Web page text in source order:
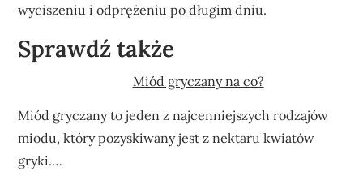
wyciszeniu i odprężeniu po długim dniu.
Sprawdź także
Miód gryczany na co?
Miód gryczany to jeden z najcenniejszych rodzajów
miodu, który pozyskiwany jest z nektaru kwiatów
gryki.…